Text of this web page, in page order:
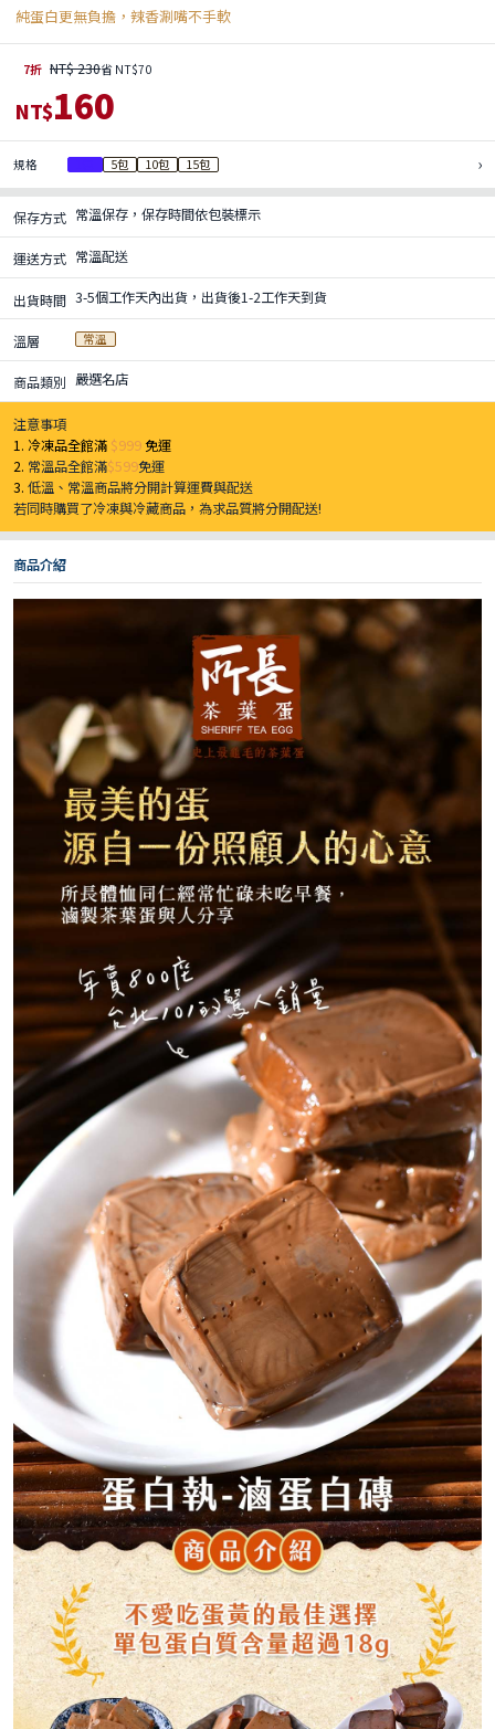
純蛋白更無負擔，辣香涮嘴不手軟
7折 NT$ 230省 NT$70
NT$160
規格 5包 10包 15包 ›
保存方式 常溫保存，保存時間依包裝標示
運送方式 常溫配送
出貨時間 3-5個工作天內出貨，出貨後1-2工作天到貨
溫層 常溫
商品類別 嚴選名店
注意事項
1. 冷凍品全館滿 $999免運
2. 常溫品全館滿$599免運
3.低溫、常溫商品將分開計算運費與配送
若同時購買了冷凍與冷藏商品，為求品質將分開配送!
商品介紹